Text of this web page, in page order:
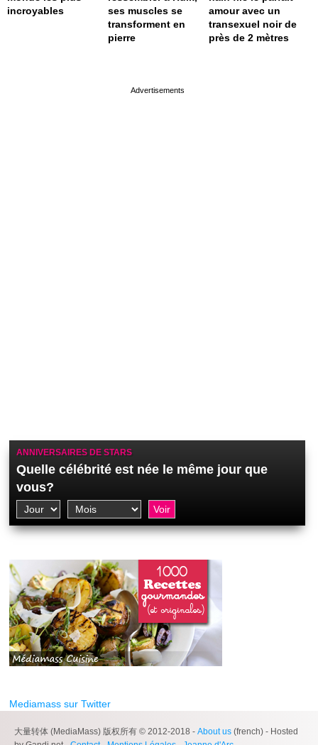
incroyables
ses muscles se
transforment en
pierre
amour avec un
transexuel noir de
près de 2 mètres
ANNIVERSAIRES DE STARS
Quelle célébrité est née le même jour que
vous?
Mediamass sur Twitter
大量转体 (MediaMass) 版权所有 © 2012-2018 - About us (french) - Hosted